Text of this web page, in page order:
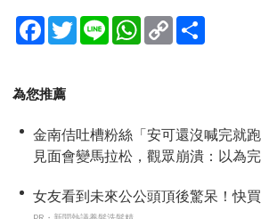
Facebook
TwitterLine WhatsApp
Copy
Link
為您推薦
金南佶吐槽粉絲「安可還沒喊完就
見面會變馬拉松，觀眾崩潰：以為
女友看到未來公公頭頂後驚呆！快